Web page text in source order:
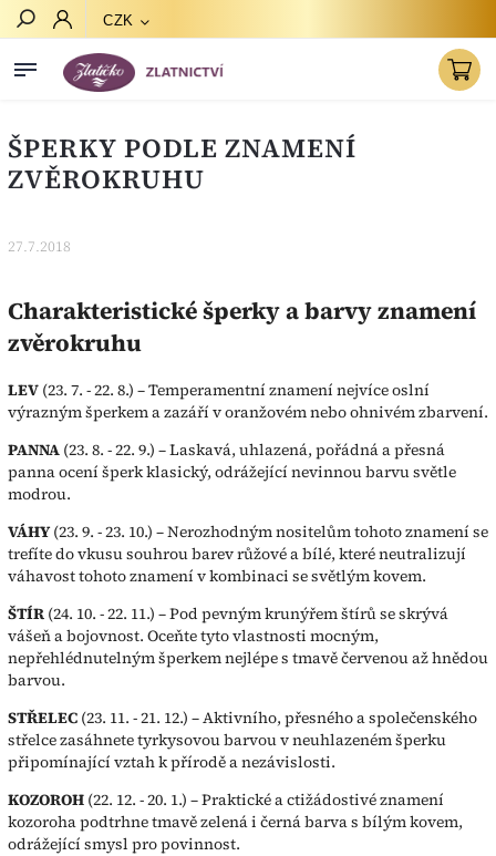
CZK
ŠPERKY PODLE ZNAMENÍ
ZVĚROKRUHU
27.7.2018
Charakteristické šperky a barvy znamení
zvěrokruhu
LEV (23. 7. - 22. 8.) – Temperamentní znamení nejvíce oslní
výrazným šperkem a zazáří v oranžovém nebo ohnivém zbarvení.
PANNA (23. 8. - 22. 9.) – Laskavá, uhlazená, pořádná a přesná
panna ocení šperk klasický, odrážející nevinnou barvu světle
modrou.
VÁHY(23. 9. - 23. 10.) – Nerozhodným nositelům tohoto znamení se
trefíte do vkusu souhrou barev růžové a bílé, které neutralizují
váhavost tohoto znamení v kombinaci se světlým kovem.
ŠTÍR (24. 10. - 22. 11.) – Pod pevným krunýřem štírů se skrývá
vášeň a bojovnost. Oceňte tyto vlastnosti mocným,
nepřehlédnutelným šperkem nejlépe s tmavě červenou až hnědou
barvou.
STŘELEC (23. 11. - 21. 12.) – Aktivního, přesného a společenského
střelce zasáhnete tyrkysovou barvou v neuhlazeném šperku
připomínající vztah k přírodě a nezávislosti.
KOZOROH (22. 12. - 20. 1.) – Praktické a ctižádostivé znamení
kozoroha podtrhne tmavě zelená i černá barva s bílým kovem,
odrážející smysl pro povinnost.